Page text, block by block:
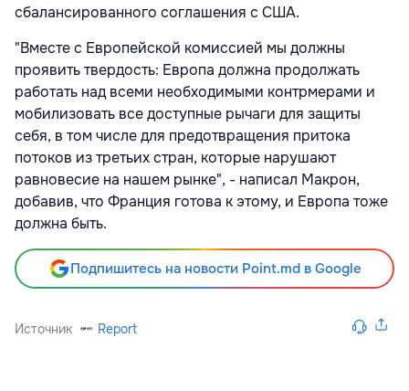
сбалансированного соглашения с США.
"Вместе с Европейской комиссией мы должны
проявить твердость: Европа должна продолжать
работать над всеми необходимыми контрмерами и
мобилизовать все доступные рычаги для защиты
себя, в том числе для предотвращения притока
потоков из третьих стран, которые нарушают
равновесие на нашем рынке", - написал Макрон,
добавив, что Франция готова к этому, и Европа тоже
должна быть.
Подпишитесь на новости Point.md в Google
Источник Report